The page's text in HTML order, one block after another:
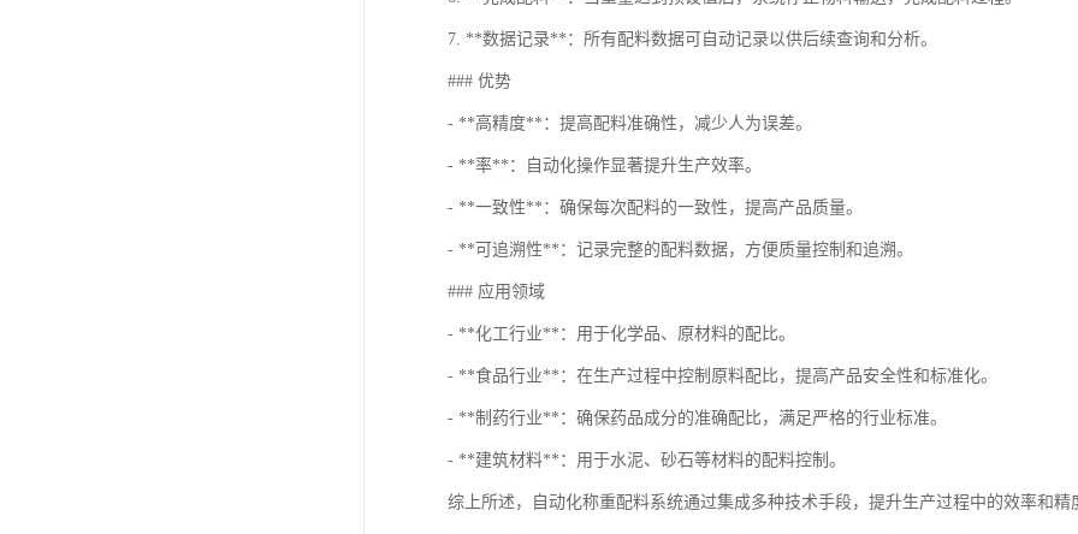
7. **数据记录**：所有配料数据可自动记录以供后续查询和分析。
### 优势
- **高精度**：提高配料准确性，减少人为误差。
- **率**：自动化操作显著提升生产效率。
- **一致性**：确保每次配料的一致性，提高产品质量。
- **可追溯性**：记录完整的配料数据，方便质量控制和追溯。
### 应用领域
- **化工行业**：用于化学品、原材料的配比。
- **食品行业**：在生产过程中控制原料配比，提高产品安全性和标准化。
- **制药行业**：确保药品成分的准确配比，满足严格的行业标准。
- **建筑材料**：用于水泥、砂石等材料的配料控制。
综上所述，自动化称重配料系统通过集成多种技术手段，提升生产过程中的效率和